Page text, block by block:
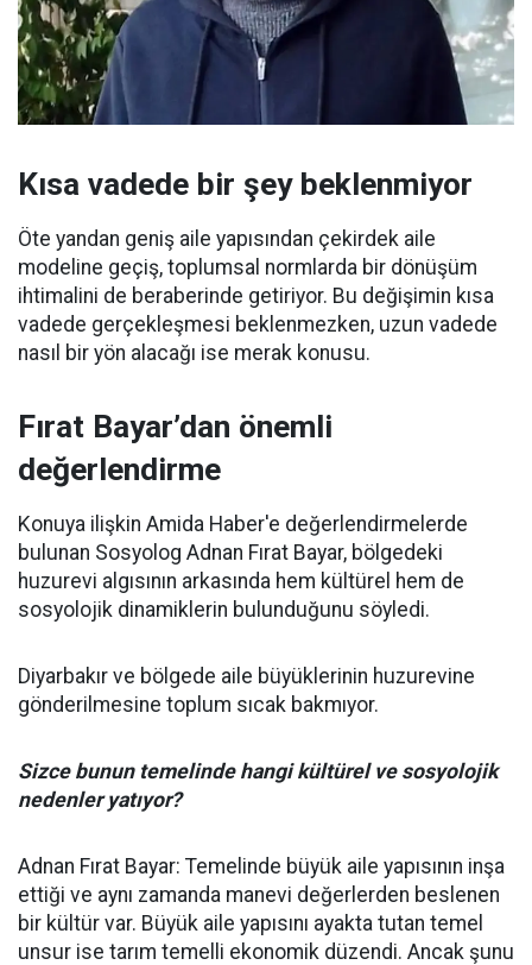
Kısa vadede bir şey beklenmiyor
Öte yandan geniş aile yapısından çekirdek aile
modeline geçiş, toplumsal normlarda bir dönüşüm
ihtimalini de beraberinde getiriyor. Bu değişimin kısa
vadede gerçekleşmesi beklenmezken, uzun vadede
nasıl bir yön alacağı ise merak konusu.
Fırat Bayar’dan önemli
değerlendirme
Konuya ilişkin Amida Haber'e değerlendirmelerde
bulunan Sosyolog Adnan Fırat Bayar, bölgedeki
huzurevi algısının arkasında hem kültürel hem de
sosyolojik dinamiklerin bulunduğunu söyledi.
Diyarbakır ve bölgede aile büyüklerinin huzurevine
gönderilmesine toplum sıcak bakmıyor.
Sizce bunun temelinde hangi kültürel ve sosyolojik
nedenler yatıyor?
Adnan Fırat Bayar: Temelinde büyük aile yapısının inşa
ettiği ve aynı zamanda manevi değerlerden beslenen
bir kültür var. Büyük aile yapısını ayakta tutan temel
unsur ise tarım temelli ekonomik düzendi. Ancak şunu